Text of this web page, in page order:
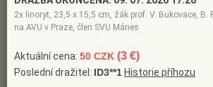
2x linoryt, 23,5 x 15,5 cm, žák prof. V. Bukovace, B.
na AVU v Praze, člen SVU Mánes
Aktuální cena: 50 CZK (3 €)
Poslední dražitel: ID3**1 Historie příhozu